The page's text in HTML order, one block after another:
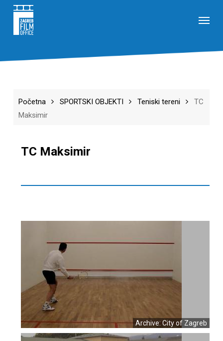
content
Početna SPORTSKI OBJEKTI Teniski tereni
TC
Maksimir
TC Maksimir
Archive: City of Zagreb